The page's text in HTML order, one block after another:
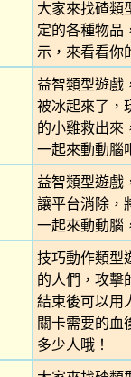
大家來找碴類
定的各種物品
示，來看看你
益智類型遊戲
被冰起來了，
的小雞救出來
一起來動動腦
益智類型遊戲
讓平台消除，
一起來動動腦
技巧動作類型
的人們，攻擊
結束後可以用
關卡需要的血
多少人哦！